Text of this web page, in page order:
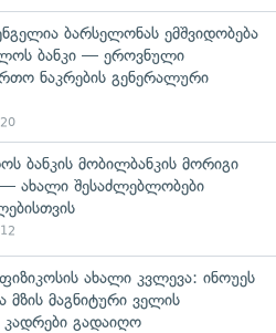
ბარსელონას ემშვიდობება
ბანკი — ეროვნული
ნაკრების გენერალური
ბანკის მობილბანკის მორიგი
ახალი შესაძლებლობები
ახალი კვლევა: ინოუეს
მზის მაგნიტური ველის
გადაიღო